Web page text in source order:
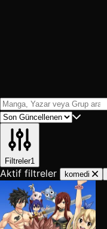
Filtreler1
Aktif filtreler komedi